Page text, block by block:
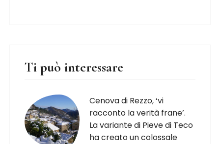
Ti può interessare
Cenova di Rezzo, ‘vi
racconto la verità frane’.
La variante di Pieve di Teco
ha creato un colossale